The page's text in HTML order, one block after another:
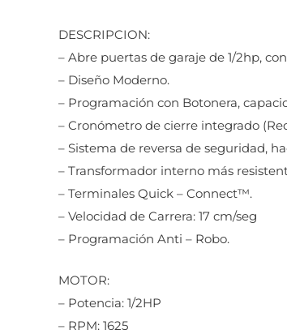
DESCRIPCION:
– Abre puertas de garaje de 1/2hp,
– Diseño Moderno.
– Programación con Botonera,
– Cronómetro de cierre integrado
– Sistema de reversa de seguridad,
– Transformador interno más
– Terminales Quick – Connect™.
– Velocidad de Carrera: 17 cm/seg
– Programación Anti – Robo.
MOTOR:
– Potencia: 1/2HP
– RPM: 1625